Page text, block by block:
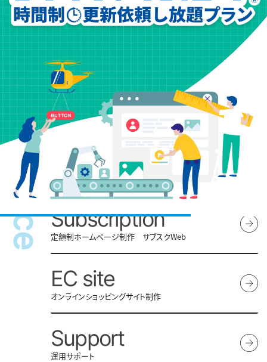
Service Homepage
ホームページ制作
Subscription
定額制ホームページ制作 サブスクWeb
EC site
オンラインショッピングサイト制作
Support
運用サポート